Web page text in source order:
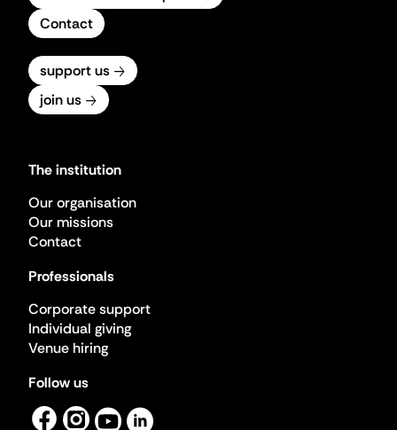
Contact
support us
join us
The institution
Our organisation
Our missions
Contact
Professionals
Corporate support
Individual giving
Venue hiring
Follow us